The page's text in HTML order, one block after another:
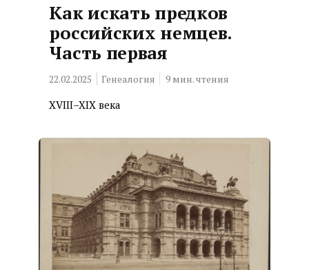
Как искать предков
российских немцев.
Часть первая
22.02.2025 Генеалогия 9 мин. чтения
XVIII–XIX века